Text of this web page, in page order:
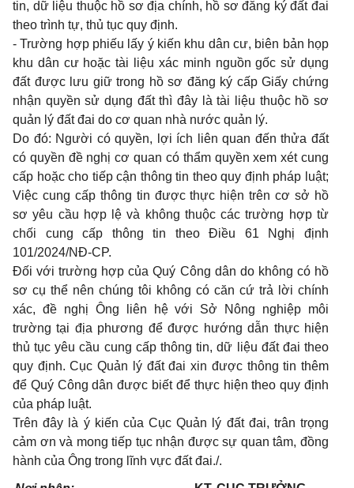
tin, dữ liệu thuộc hồ sơ địa chính, hồ sơ đăng ký đất đai
theo trình tự, thủ tục quy định.
- Trường hợp phiếu lấy ý kiến khu dân cư, biên bản họp
khu dân cư hoặc tài liệu xác minh nguồn gốc sử dụng
đất được lưu giữ trong hồ sơ đăng ký cấp Giấy chứng
nhận quyền sử dụng đất thì đây là tài liệu thuộc hồ sơ
quản lý đất đai do cơ quan nhà nước quản lý.
Do đó: Người có quyền, lợi ích liên quan đến thửa đất
có quyền đề nghị cơ quan có thẩm quyền xem xét cung
cấp hoặc cho tiếp cận thông tin theo quy định pháp luật;
Việc cung cấp thông tin được thực hiện trên cơ sở hồ
sơ yêu cầu hợp lệ và không thuộc các trường hợp từ
chối cung cấp thông tin theo Điều 61 Nghị định
101/2024/NĐ-CP.
Đối với trường hợp của Quý Công dân do không có hồ
sơ cụ thể nên chúng tôi không có căn cứ trả lời chính
xác, đề nghị Ông liên hệ với Sở Nông nghiệp môi
trường tại địa phương để được hướng dẫn thực hiện
thủ tục yêu cầu cung cấp thông tin, dữ liệu đất đai theo
quy định. Cục Quản lý đất đai xin được thông tin thêm
để Quý Công dân được biết để thực hiện theo quy định
của pháp luật.
Trên đây là ý kiến của Cục Quản lý đất đai, trân trọng
cảm ơn và mong tiếp tục nhận được sự quan tâm, đồng
hành của Ông trong lĩnh vực đất đai./.